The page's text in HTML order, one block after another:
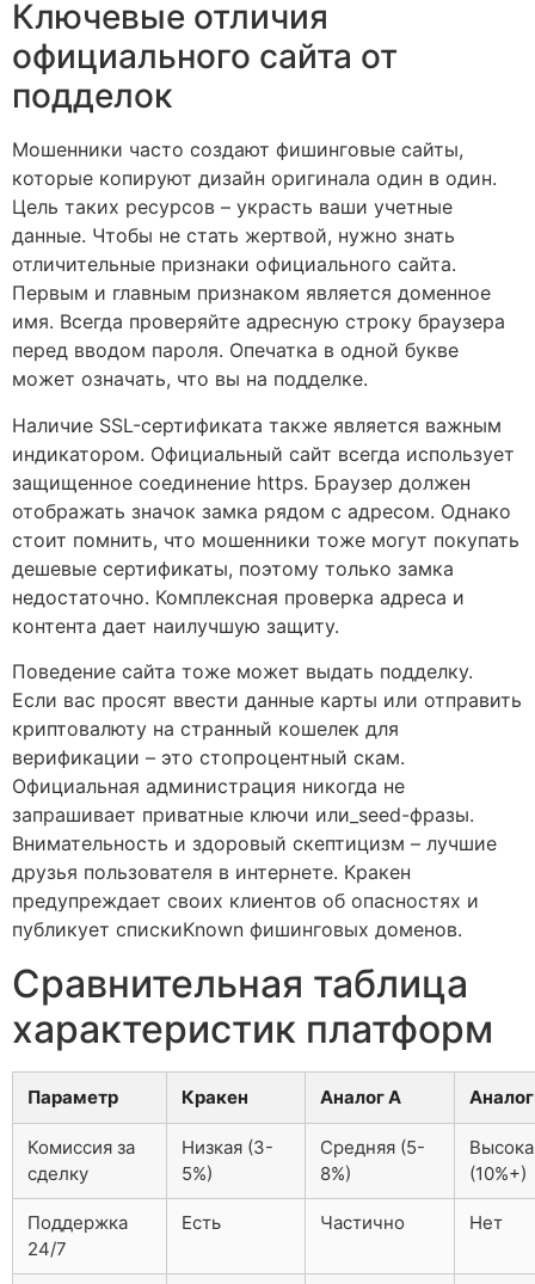
Ключевые отличия
официального сайта от
подделок
Мошенники часто создают фишинговые сайты,
которые копируют дизайн оригинала один в один.
Цель таких ресурсов – украсть ваши учетные
данные. Чтобы не стать жертвой, нужно знать
отличительные признаки официального сайта.
Первым и главным признаком является доменное
имя. Всегда проверяйте адресную строку браузера
перед вводом пароля. Опечатка в одной букве
может означать, что вы на подделке.
Наличие SSL-сертификата также является важным
индикатором. Официальный сайт всегда использует
защищенное соединение https. Браузер должен
отображать значок замка рядом с адресом. Однако
стоит помнить, что мошенники тоже могут покупать
дешевые сертификаты, поэтому только замка
недостаточно. Комплексная проверка адреса и
контента дает наилучшую защиту.
Поведение сайта тоже может выдать подделку.
Если вас просят ввести данные карты или отправить
криптовалюту на странный кошелек для
верификации – это стопроцентный скам.
Официальная администрация никогда не
запрашивает приватные ключи или_seed-фразы.
Внимательность и здоровый скептицизм – лучшие
друзья пользователя в интернете. Кракен
предупреждает своих клиентов об опасностях и
публикует спискиKnown фишинговых доменов.
Сравнительная таблица
характеристик платформ
Параметр Кракен Аналог А
Комиссия за
сделку
Низкая (3-
5%)
Средняя (5-
8%)
(10%+)
Поддержка
24/7
Есть Частично Нет